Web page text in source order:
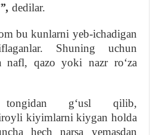
dedilar.
bu kunlarni yeb-ichadigan
Shuning uchun
nafl, qazo yoki nazr roʻza
gʻusl qilib,
kiyimlarni kiygan holda
hech narsa yemasdan